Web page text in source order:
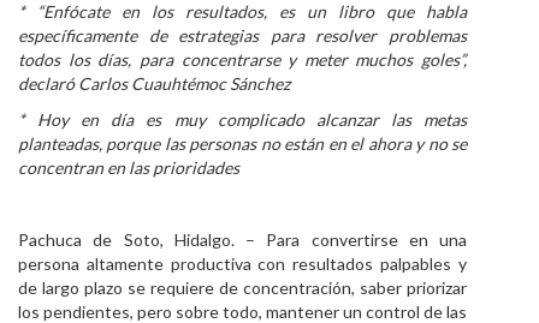
Aspirantes
Personal
Alumni
Visitantes
* “Enfócate en los resultados, es un libro que habla
específicamente de estrategias para resolver problemas
todos los días, para concentrarse y meter muchos goles”,
declaró Carlos Cuauhtémoc Sánchez
* Hoy en día es muy complicado alcanzar las metas
planteadas, porque las personas no están en el ahora y no se
concentran en las prioridades
Pachuca de Soto, Hidalgo. – Para convertirse en una
persona altamente productiva con resultados palpables y
de largo plazo se requiere de concentración, saber priorizar
los pendientes, pero sobre todo, mantener un control de las